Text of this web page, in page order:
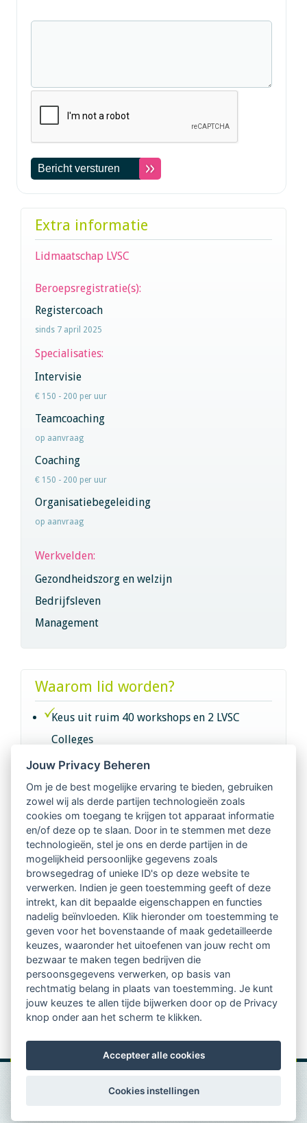
Extra informatie
Lidmaatschap LVSC
Beroepsregistratie(s):
Registercoach
sinds 7 april 2025
Specialisaties:
Intervisie
€ 150 - 200 per uur
Teamcoaching
op aanvraag
Coaching
€ 150 - 200 per uur
Organisatiebegeleiding
op aanvraag
Werkvelden:
Gezondheidszorg en welzijn
Bedrijfsleven
Management
Waarom lid worden?
Keus uit ruim 40 workshops en 2 LVSC
Colleges
Intervisie met geregistreerde vakgenoten
Netwerk van 2100 professionals in 14
regio's
Vindbaar voor opdrachtgevers
Tijdschrift voor
Begeleidingskunde & kennisbank
Beroepsregistratie (LVSC keurmerk)
Lid worden van LVSC
Jouw Privacy Beheren
Om je de best mogelijke ervaring te bieden, gebruiken
zowel wij als derde partijen technologieën zoals
cookies om toegang te krijgen tot apparaat informatie
en/of deze op te slaan. Door in te stemmen met deze
technologieën, stel je ons en derde partijen in de
mogelijkheid persoonlijke gegevens zoals
browsegedrag of unieke ID's op deze website te
verwerken. Indien je geen toestemming geeft of deze
intrekt, kan dit bepaalde eigenschappen en functies
nadelig beïnvloeden. Klik hieronder om toestemming te
geven voor het bovenstaande of maak gedetailleerde
keuzes, waaronder het uitoefenen van jouw recht om
bezwaar te maken tegen bedrijven die
persoonsgegevens verwerken, op basis van
rechtmatig belang in plaats van toestemming. Je kunt
jouw keuzes te allen tijde bijwerken door op de Privacy
knop onder aan het scherm te klikken.
Accepteer alle cookies
Cookies instellingen